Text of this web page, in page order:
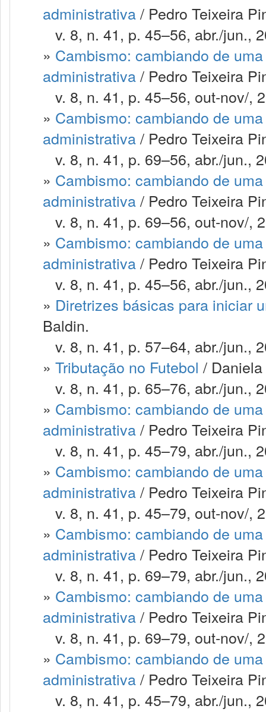
administrativa/ Pedro Teixeira
v. 8, n. 41, p. 45–56, abr./jun.,
» Cambismo: cambiando de
administrativa/ Pedro Teixeira
v. 8, n. 41, p. 45–56, out-nov/,
» Cambismo: cambiando de
administrativa/ Pedro Teixeira
v. 8, n. 41, p. 69–56, abr./jun.,
» Cambismo: cambiando de
administrativa/ Pedro Teixeira
v. 8, n. 41, p. 69–56, out-nov/,
» Cambismo: cambiando de
administrativa/ Pedro Teixeira
v. 8, n. 41, p. 45–56, abr./jun.,
» Diretrizes básicas para iniciar
Baldin.
v. 8, n. 41, p. 57–64, abr./jun.,
» Tributação no Futebol /
v. 8, n. 41, p. 65–76, abr./jun.,
» Cambismo: cambiando de
administrativa/ Pedro Teixeira
v. 8, n. 41, p. 45–79, abr./jun.,
» Cambismo: cambiando de
administrativa/ Pedro Teixeira
v. 8, n. 41, p. 45–79, out-nov/,
» Cambismo: cambiando de
administrativa/ Pedro Teixeira
v. 8, n. 41, p. 69–79, abr./jun.,
» Cambismo: cambiando de
administrativa/ Pedro Teixeira
v. 8, n. 41, p. 69–79, out-nov/,
» Cambismo: cambiando de
administrativa/ Pedro Teixeira
v. 8, n. 41, p. 45–79, abr./jun.,